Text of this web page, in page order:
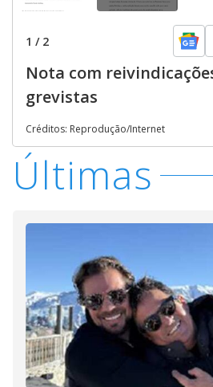
1 / 2
Nota com
grevistas
Créditos: Reprodução/Internet
Últimas